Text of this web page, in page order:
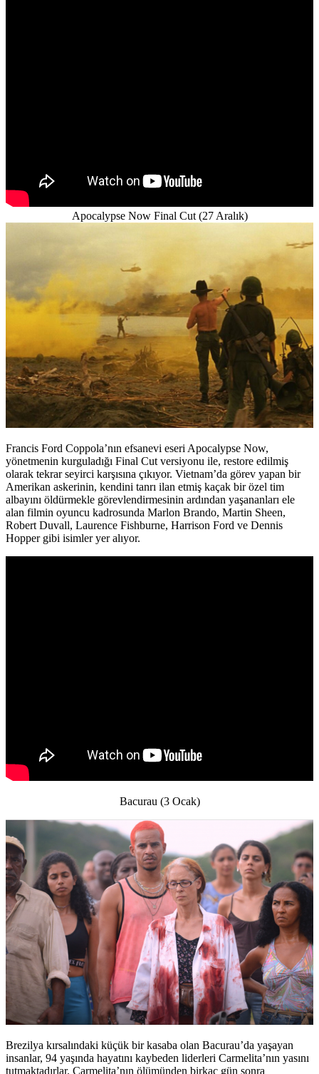
Apocalypse Now Final Cut (27 Aralık)
Francis Ford Coppola’nın efsanevi eseri Apocalypse Now,
yönetmenin kurguladığı Final Cut versiyonu ile, restore edilmiş
olarak tekrar seyirci karşısına çıkıyor. Vietnam’da görev yapan bir
Amerikan askerinin, kendini tanrı ilan etmiş kaçak bir özel tim
albayını öldürmekle görevlendirmesinin ardından yaşananları ele
alan filmin oyuncu kadrosunda Marlon Brando, Martin Sheen,
Robert Duvall, Laurence Fishburne, Harrison Ford ve Dennis
Hopper gibi isimler yer alıyor.
Bacurau (3 Ocak)
Brezilya kırsalındaki küçük bir kasaba olan Bacurau’da yaşayan
insanlar, 94 yaşında hayatını kaybeden liderleri Carmelita’nın yasını
tutmaktadırlar. Carmelita’nın ölümünden birkaç gün sonra